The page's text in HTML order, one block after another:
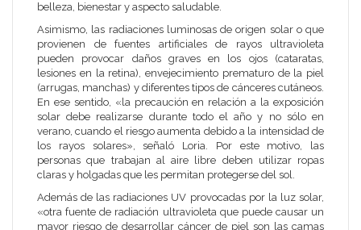
belleza, bienestar y aspecto saludable.
Asimismo, las radiaciones luminosas de origen solar o que
provienen de fuentes artificiales de rayos ultravioleta
pueden provocar daños graves en los ojos (cataratas,
lesiones en la retina), envejecimiento prematuro de la piel
(arrugas, manchas) y diferentes tipos de cánceres cutáneos.
En ese sentido, «la precaución en relación a la exposición
solar debe realizarse durante todo el año y no sólo en
verano, cuando el riesgo aumenta debido a la intensidad de
los rayos solares», señaló Loria. Por este motivo, las
personas que trabajan al aire libre deben utilizar ropas
claras y holgadas que les permitan protegerse del sol.
Además de las radiaciones UV provocadas por la luz solar,
«otra fuente de radiación ultravioleta que puede causar un
mayor riesgo de desarrollar cáncer de piel son las camas